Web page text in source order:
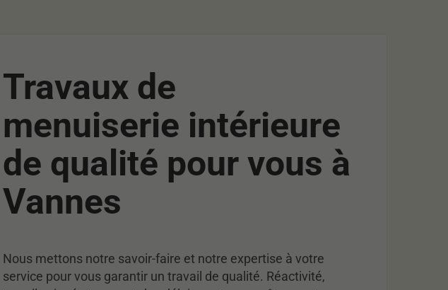
Travaux de
menuiserie intérieure
de qualité pour vous à
Vannes
Nous mettons notre savoir-faire et notre expertise à votre
service pour vous garantir un travail de qualité. Réactivité,